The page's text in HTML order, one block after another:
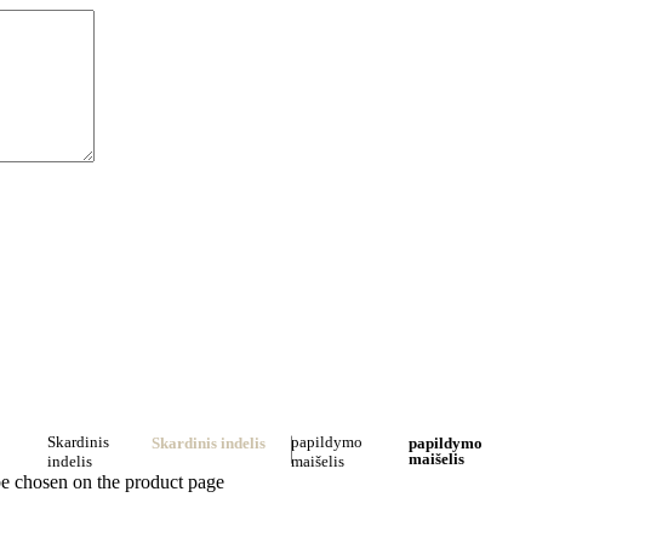
Skardinis
indelis
Skardinis indelis
papildymo
maišelis
papildymo
maišelis
chosen on the product page